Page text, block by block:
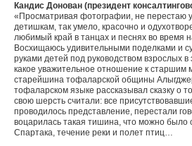
Кандис Донован (президент
«Просматривая фотографии, не перестаю
детишкам, так умело, красочно и
любимый край в танцах и песнях во время
Восхищаюсь удивительными поделками и
руками детей под руководством взрослых
какое уважительное отношение к старшим
старейшина тофаларской общины
тофаларском языке рассказывал сказку о
свою шерсть считали: все
проводилось представление, перестали
воцарилась такая тишина, что можно было
Спартака, течение реки и полет птиц…